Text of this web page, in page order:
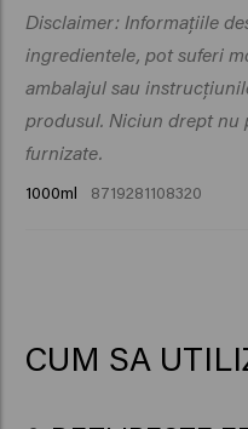
Butyrospermum Parkii
Benzoate, Isopropyl
Phosphate, Tocopheryl
Stem Extract, Disodium
Citronellol,
greutate.
Disclaimer: Informațiile
ingredientele, pot suferi
ambalajul sau
produsul. Niciun drept
furnizate.
1000ml 8719281108320
CUM SA